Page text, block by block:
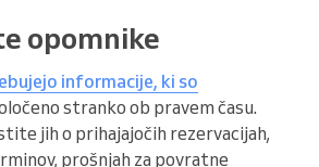
opomnike
informacije, ki so
stranko ob pravem času.
jih o prihajajočih rezervacijah,
prošnjah za povratne